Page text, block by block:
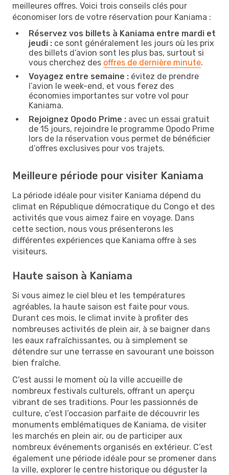
meilleures offres. Voici trois conseils clés pour
économiser lors de votre réservation pour Kaniama :
Réservez vos billets à Kaniama entre mardi et
jeudi : ce sont généralement les jours où les prix
des billets d’avion sont les plus bas, surtout si
vous cherchez des offres de dernière minute.
Voyagez entre semaine : évitez de prendre
l’avion le week-end, et vous ferez des
économies importantes sur votre vol pour
Kaniama.
Rejoignez Opodo Prime : avec un essai gratuit
de 15 jours, rejoindre le programme Opodo Prime
lors de la réservation vous permet de bénéficier
d’offres exclusives pour vos trajets.
Meilleure période pour visiter Kaniama
La période idéale pour visiter Kaniama dépend du
climat en République démocratique du Congo et des
activités que vous aimez faire en voyage. Dans
cette section, nous vous présenterons les
différentes expériences que Kaniama offre à ses
visiteurs.
Haute saison à Kaniama
Si vous aimez le ciel bleu et les températures
agréables, la haute saison est faite pour vous.
Durant ces mois, le climat invite à profiter des
nombreuses activités de plein air, à se baigner dans
les eaux rafraîchissantes, ou à simplement se
détendre sur une terrasse en savourant une boisson
bien fraîche.
C'est aussi le moment où la ville accueille de
nombreux festivals culturels, offrant un aperçu
vibrant de ses traditions. Pour les passionnés de
culture, c’est l’occasion parfaite de découvrir les
monuments emblématiques de Kaniama, de visiter
les marchés en plein air, ou de participer aux
nombreux événements organisés en extérieur. C’est
également une période idéale pour se promener dans
la ville, explorer le centre historique ou déguster la